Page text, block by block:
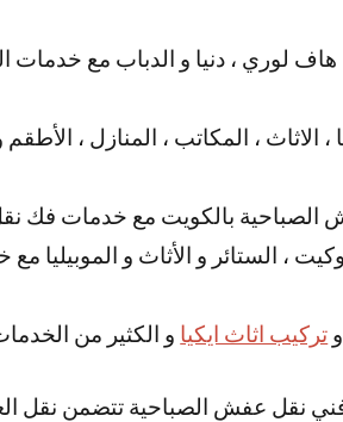
هاف لوري ، دنيا و الدباب مع خدمات
، الاثاث ، المكاتب ، المنازل ،
بالكويت مع خدمات فك
، الستائر و الأثاث و الموبيليا
و تركيب اثاث ايكيا و الكثير من
نقل عفش الصباحية تتضمن نقل